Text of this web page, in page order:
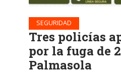
SEGURIDAD
Tres policías
por la fuga de
Palmasola